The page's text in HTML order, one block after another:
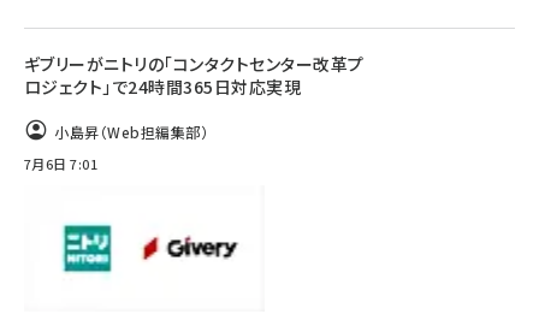
ギブリーがニトリの「コンタクトセンター改革プ
ロジェクト」で24時間365日対応実現
小島昇（Web担編集部）
7月6日 7:01